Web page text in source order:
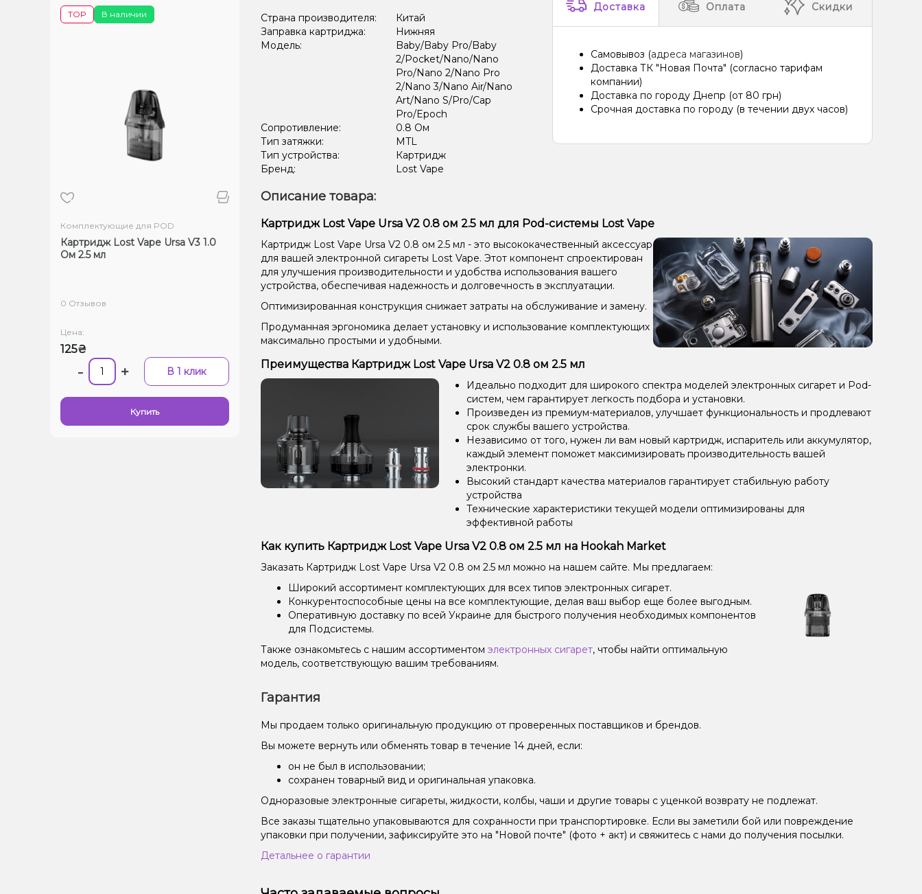
В наличии
TOP
Комплектующие для POD
Картридж Lost Vape Ursa V3 1.0
Ом 2.5 мл
0 Отзывов
Цена:
125₴
- + В 1 клик
Купить
Страна производителя:
Китай
Заправка картриджа:
Нижняя
Модель:
Baby/Baby Pro/Baby
2/Pocket/Nano/Nano
Pro/Nano 2/Nano Pro
2/Nano 3/Nano Air/Nano
Art/Nano S/Pro/Cap
Pro/Epoch
Сопротивление:
0.8 Ом
Тип затяжки:
MTL
Тип устройства:
Картридж
Бренд:
Lost Vape
Доставка Оплата Скидки
Самовывоз (адреса магазинов)
Доставка ТК "Новая Почта" (согласно тарифам
компании)
Доставка по городу Днепр (от 80 грн)
Срочная доставка по городу (в течении двух часов)
Описание товара:
Картридж Lost Vape Ursa V2 0.8 ом 2.5 мл для Pod-системы Lost Vape
Картридж Lost Vape Ursa V2 0.8 ом 2.5 мл - это высококачественный аксессуар
для вашей электронной сигареты Lost Vape. Этот компонент спроектирован
для улучшения производительности и удобства использования вашего
устройства, обеспечивая надежность и долговечность в эксплуатации.
Оптимизированная конструкция снижает затраты на обслуживание и замену.
Продуманная эргономика делает установку и использование комплектующих
максимально простыми и удобными.
Преимущества Картридж Lost Vape Ursa V2 0.8 ом 2.5 мл
Идеально подходит для широкого спектра моделей электронных сигарет и Pod-
систем, чем гарантирует легкость подбора и установки.
Произведен из премиум-материалов, улучшает функциональность и продлевают
срок службы вашего устройства.
Независимо от того, нужен ли вам новый картридж, испаритель или аккумулятор,
каждый элемент поможет максимизировать производительность вашей
электронки.
Высокий стандарт качества материалов гарантирует стабильную работу
устройства
Технические характеристики текущей модели оптимизированы для
эффективной работы
Как купить Картридж Lost Vape Ursa V2 0.8 ом 2.5 мл на Hookah Market
Заказать Картридж Lost Vape Ursa V2 0.8 ом 2.5 мл можно на нашем сайте. Мы предлагаем:
Широкий ассортимент комплектующих для всех типов электронных сигарет.
Конкурентоспособные цены на все комплектующие, делая ваш выбор еще более выгодным.
Оперативную доставку по всей Украине для быстрого получения необходимых компонентов
для Подсистемы.
Также ознакомьтесь с нашим ассортиментом электронных сигарет, чтобы найти оптимальную
модель, соответствующую вашим требованиям.
Гарантия
Мы продаем только оригинальную продукцию от проверенных поставщиков и брендов.
Вы можете вернуть или обменять товар в течение 14 дней, если:
он не был в использовании;
сохранен товарный вид и оригинальная упаковка.
Одноразовые электронные сигареты, жидкости, колбы, чаши и другие товары с уценкой возврату не подлежат.
Все заказы тщательно упаковываются для сохранности при транспортировке. Если вы заметили бой или повреждение
упаковки при получении, зафиксируйте это на "Новой почте" (фото + акт) и свяжитесь с нами до получения посылки.
Детальнее о гарантии